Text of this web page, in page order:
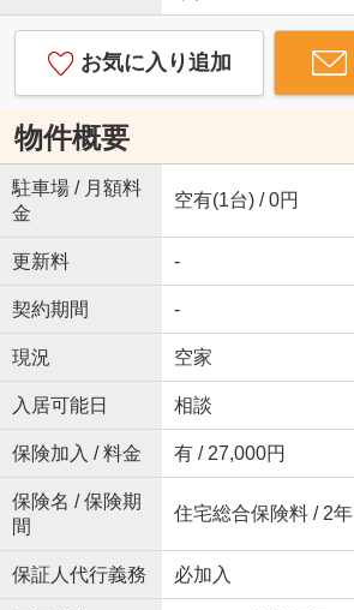
お気に入り追加
物件概要
駐車場 / 月額料
金
空有(1台) / 0円
更新料 -
契約期間 -
現況 空家
入居可能日 相談
保険加入 / 料金 有 / 27,000円
保険名 / 保険期
間
住宅総合保険料 / 2年
保証人代行義務 必加入